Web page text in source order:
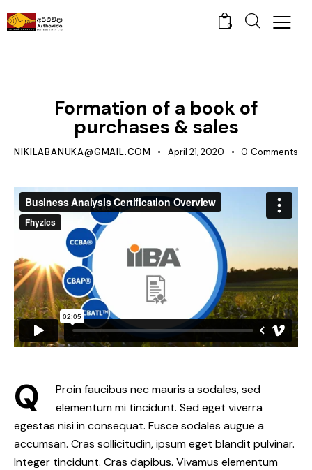
0
Formation of a book of
purchases & sales
NIKILABANUKA@GMAIL.COM April 21, 2020 0 Comments
Q
Proin faucibus nec mauris a sodales, sed
elementum mi tincidunt. Sed eget viverra
egestas nisi in consequat. Fusce sodales augue a
accumsan. Cras sollicitudin, ipsum eget blandit pulvinar.
Integer tincidunt. Cras dapibus. Vivamus elementum